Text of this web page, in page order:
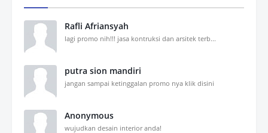
Rafli Afriansyah
lagi promo nih!!! jasa kontruksi dan arsitek terb...
putra sion mandiri
jangan sampai ketinggalan promo nya klik disini
Anonymous
wujudkan desain interior anda!